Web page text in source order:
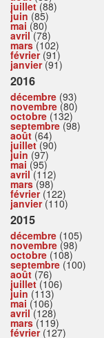
juillet(88)
juin (85)
mai (80)
avril(78)
mars(102)
février(91)
janvier(91)
2016
décembre (93)
novembre (80)
octobre (132)
septembre (98)
août (64)
juillet(90)
juin (97)
mai (95)
avril(112)
mars(98)
février(122)
janvier(110)
2015
décembre (105)
novembre (98)
octobre (108)
septembre (100)
août (76)
juillet(106)
juin (113)
mai (106)
avril(128)
mars(119)
février(127)